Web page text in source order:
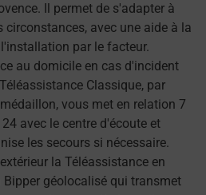
Il permet de s'adapter à
circonstances, avec une aide à la
par le facteur.
au domicile en cas d'incident
Classique, par
vous met en relation 7
avec le centre d'écoute et
les secours si nécessaire.
la Téléassistance en
géolocalisé qui transmet